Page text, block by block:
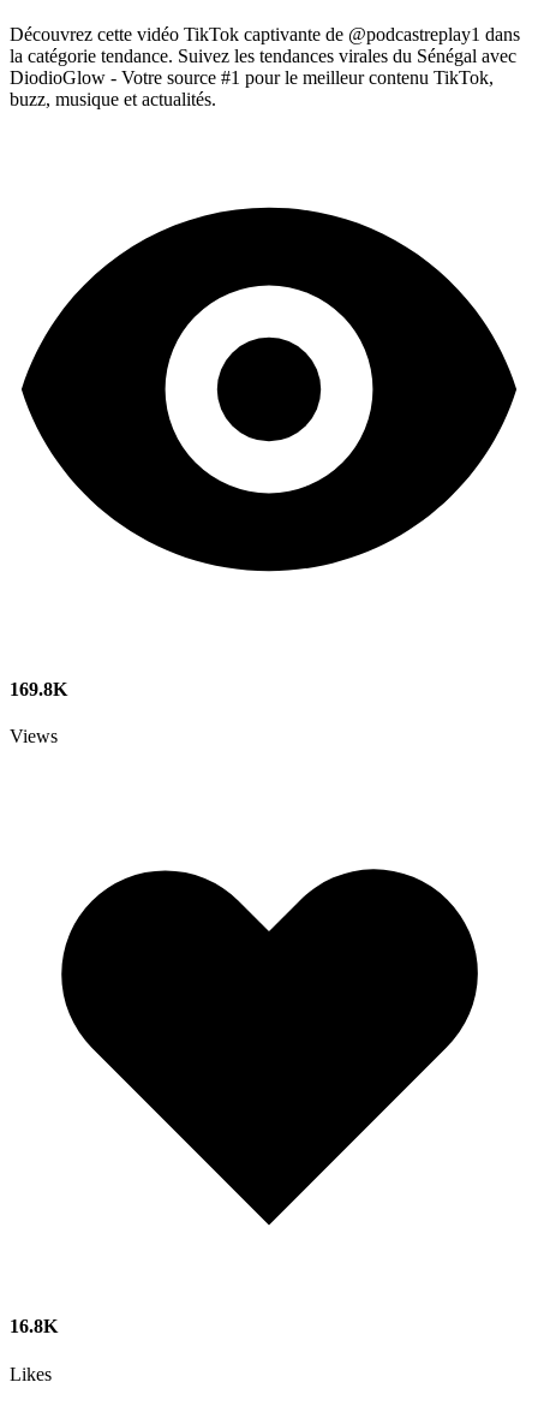
Découvrez cette vidéo TikTok captivante de @podcastreplay1 dans
la catégorie tendance. Suivez les tendances virales du Sénégal avec
DiodioGlow - Votre source #1 pour le meilleur contenu TikTok,
buzz, musique et actualités.
169.8K
Views
16.8K
Likes